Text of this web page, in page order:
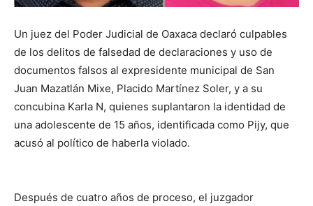
Un juez del Poder Judicial de Oaxaca declaró culpables
de los delitos de falsedad de declaraciones y uso de
documentos falsos al expresidente municipal de San
Juan Mazatlán Mixe, Placido Martínez Soler, y a su
concubina Karla N, quienes suplantaron la identidad de
una adolescente de 15 años, identificada como Pijy, que
acusó al político de haberla violado.
Después de cuatro años de proceso, el juzgador